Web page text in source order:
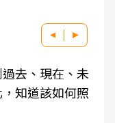
去、現在、未
知道該如何照